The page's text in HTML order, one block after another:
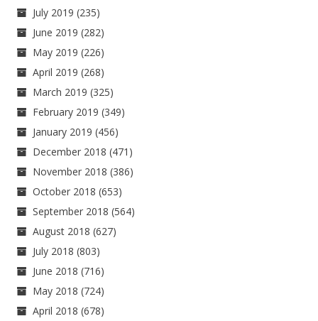
July 2019 (235)
June 2019 (282)
May 2019 (226)
April 2019 (268)
March 2019 (325)
February 2019 (349)
January 2019 (456)
December 2018 (471)
November 2018 (386)
October 2018 (653)
September 2018 (564)
August 2018 (627)
July 2018 (803)
June 2018 (716)
May 2018 (724)
April 2018 (678)